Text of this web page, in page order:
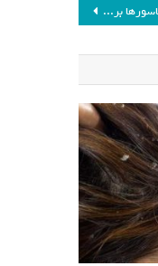
زمین در دوران دایناسورها برای فرازمینی‌ها‌ شناسایی‌پذیرتر بود